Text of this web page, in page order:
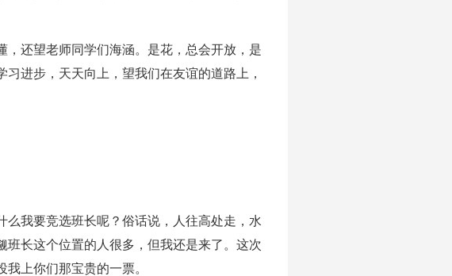
，还望老师同学们海涵。是花，总会开放，是
进步，天天向上，望我们在友谊的道路上，
我要竞选班长呢？俗话说，人往高处走，水
长这个位置的人很多，但我还是来了。这次
上你们那宝贵的一票。